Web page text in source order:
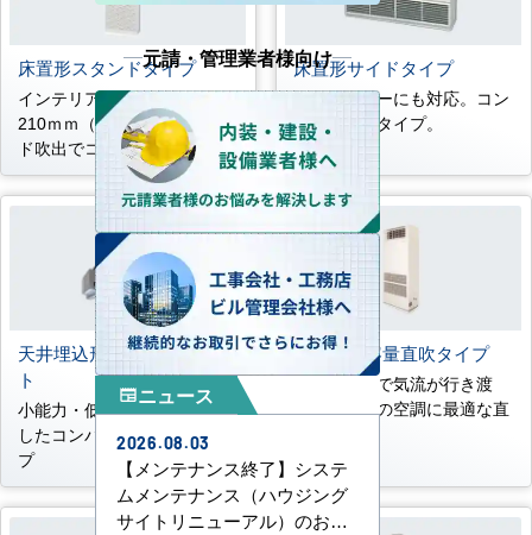
床置形スタンドタイプ
インテリアフィットの奥行き
210ｍｍ（P45～P80） ワイ
ド吹出でコーナー設置も可能
床置形サイドタイプ
ペリメーターにも対応。コン
パクト露出タイプ。
天井埋込形コンパクトダク
ト
小能力・低騒音ニーズに対応
したコンパクトなダクトタイ
プ
床置形大容量直吹タイプ
約30m先まで気流が行き渡
る、大空間の空調に最適な直
元請・管理業者様向け
newspaperニュース
2026.08.03
【メンテナンス終了】システ
ムメンテナンス（ハウジング
サイトリニューアル）のお知